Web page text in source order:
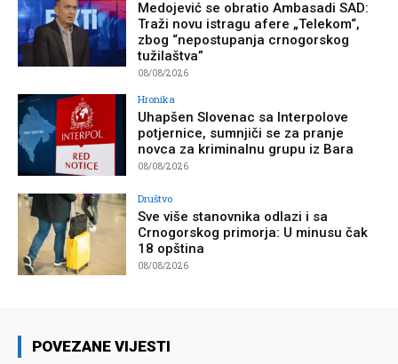
Medojević se obratio Ambasadi SAD:
Traži novu istragu afere „Telekom“,
zbog “nepostupanja crnogorskog
tužilaštva”
08/08/2026
Hronika
Uhapšen Slovenac sa Interpolove
potjernice, sumnjiči se za pranje
novca za kriminalnu grupu iz Bara
08/08/2026
Društvo
Sve više stanovnika odlazi i sa
Crnogorskog primorja: U minusu čak
18 opština
08/08/2026
POVEZANE VIJESTI